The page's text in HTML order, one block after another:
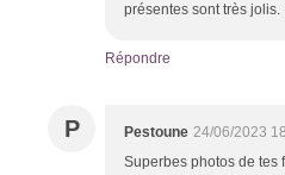
présentes sont très
Répondre
P Pestoune 24/06/2023
Superbes photos de tes